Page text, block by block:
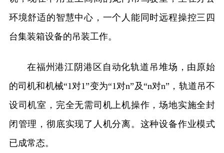
环境舒适的智慧中心，一个人能同时远程操控三四
台集装箱设备的吊装工作。
在福州港江阴港区自动化轨道吊堆场，由原始
的司机和机械“1对1”变为“1对n”及“n对n”，轨道吊不
设司机室，完全无需司机上机操作，场地实施全封
闭管理，彻底实现了人机分离。这种设备作业模式
已成常态。